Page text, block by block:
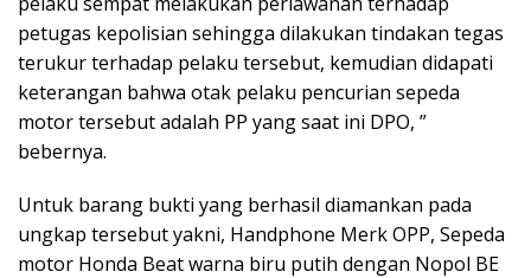
petugas kepolisian sehingga dilakukan tindakan tegas
terukur terhadap pelaku tersebut, kemudian didapati
keterangan bahwa otak pelaku pencurian sepeda
motor tersebut adalah PP yang saat ini DPO, ”
bebernya.
Untuk barang bukti yang berhasil diamankan pada
ungkap tersebut yakni, Handphone Merk OPP, Sepeda
motor Honda Beat warna biru putih dengan Nopol BE